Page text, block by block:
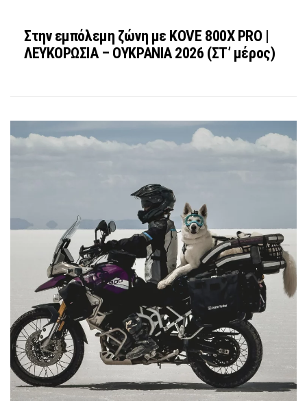
Στην εμπόλεμη ζώνη με KOVE 800X PRO |
ΛΕΥΚΟΡΩΣΙΑ – ΟΥΚΡΑΝΙΑ 2026 (ΣΤ’ μέρος)